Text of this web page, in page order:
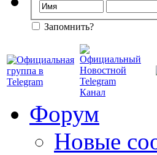
Запомнить?
Форум
Новые